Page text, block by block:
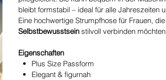
bleibt formstabil – ideal für alle Jahreszeiten
Eine hochwertige Strumpfhose für Frauen, die
Selbstbewusstsein stilvoll verbinden
Eigenschaften
Plus Size Passform
Elegant & figurnah